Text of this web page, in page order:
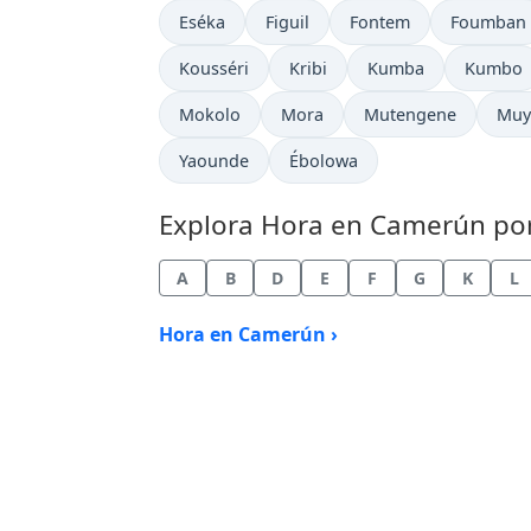
Hora actual en
Eséka Hora actual en
Figuil Hora actual en
Fontem Hora
Foumban
Hora actual en
Kousséri Hora actual en
Kribi Hora actual en
Kumba Hora
Kumbo
Hora actual en
Mokolo Hora actual en
Mora Hora actual en
Mutengene
Hora actual en
Yaounde Hora actual en
Ébolowa
Explora Hora en Camerún
A B D E F G K L
Hora en Camerún ›